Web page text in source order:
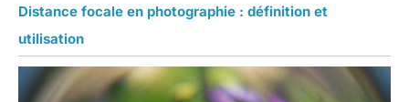
Distance focale en photographie : définition et
utilisation